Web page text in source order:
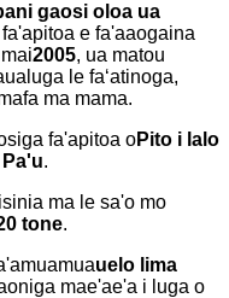
gaosi oloa ua
e fa'aaogaina
2005, ua matou
le faʻatinoga,
ma mama.
fa'apitoa oPito i lalo
Pa'u.
ma le sa'o mo
tone.
uelo lima
mae'ae'a i luga o